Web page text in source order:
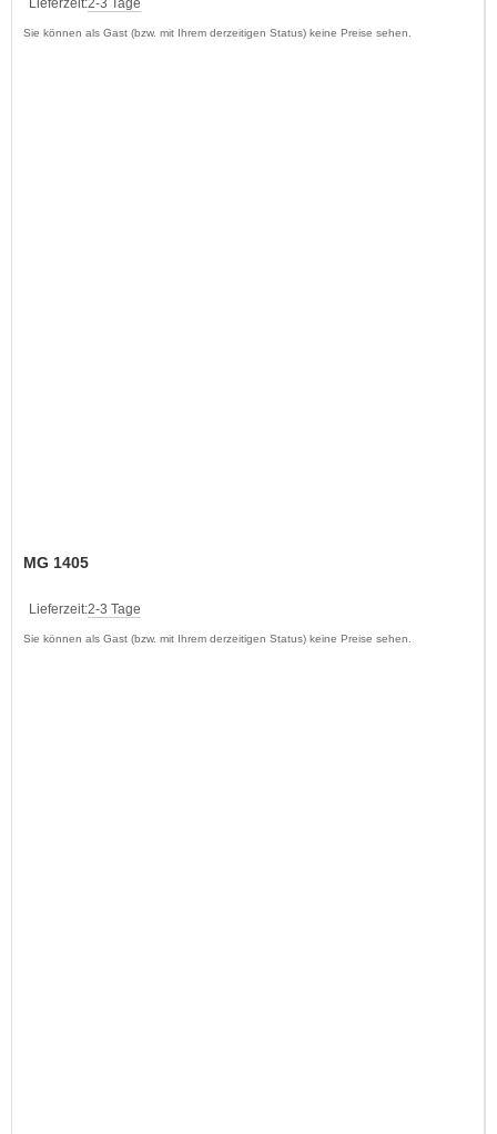
Lieferzeit:2-3 Tage
Sie können als Gast (bzw. mit Ihrem derzeitigen Status) keine Preise sehen.
MG 1405
Lieferzeit:2-3 Tage
Sie können als Gast (bzw. mit Ihrem derzeitigen Status) keine Preise sehen.